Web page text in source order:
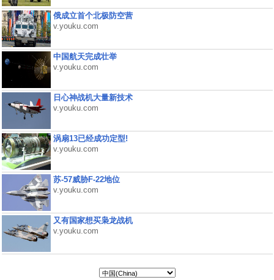
俄成立首个北极防空营
v.youku.com
中国航天完成壮举
v.youku.com
日心神战机大量新技术
v.youku.com
涡扇13已经成功定型!
v.youku.com
苏-57威胁F-22地位
v.youku.com
又有国家想买枭龙战机
v.youku.com